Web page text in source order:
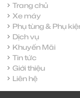
Trang chủ
Xe máy
Phụ tùng & Phụ
Dịch vụ
Khuyến Mãi
Tin tức
Giới thiệu
Liên hệ